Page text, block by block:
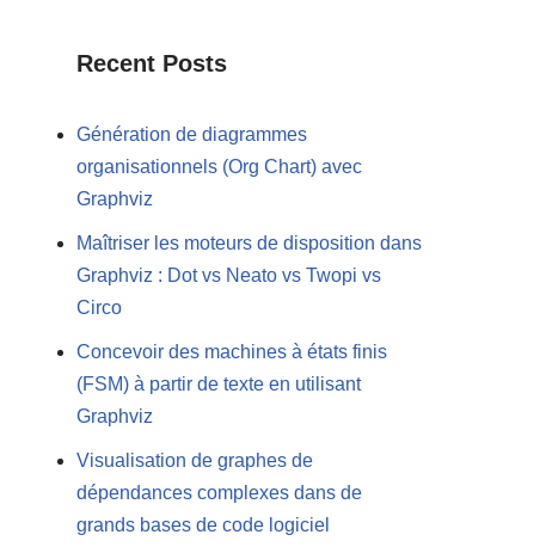
Recent Posts
Génération de diagrammes
organisationnels (Org Chart) avec
Graphviz
Maîtriser les moteurs de disposition dans
Graphviz : Dot vs Neato vs Twopi vs
Circo
Concevoir des machines à états finis
(FSM) à partir de texte en utilisant
Graphviz
Visualisation de graphes de
dépendances complexes dans de
grands bases de code logiciel